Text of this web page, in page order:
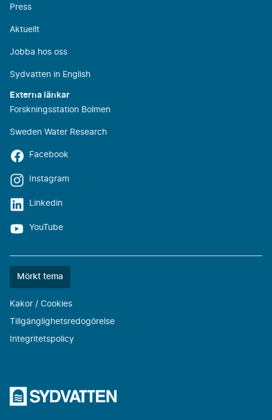
Press
Aktuellt
Jobba hos oss
Sydvatten in English
Externa länkar
Forskningsstation Bolmen
Sweden Water Research
Facebook
Instagram
Linkedin
YouTube
Färgtemat
Mörkt tema
Kakor / Cookies
Tillgänglighetsredogörelse
Integritetspolicy